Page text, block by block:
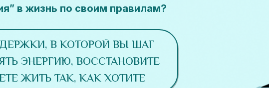
в жизнь по своим правилам?
В КОТОРОЙ ВЫ ШАГ
ЭНЕРГИЮ, ВОССТАНОВИТЕ
ЖИТЬ ТАК, КАК ХОТИТЕ